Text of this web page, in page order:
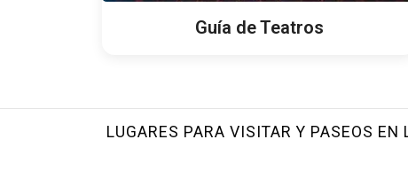
Guía de Teatros
LUGARES PARA VISITAR Y PASEOS EN